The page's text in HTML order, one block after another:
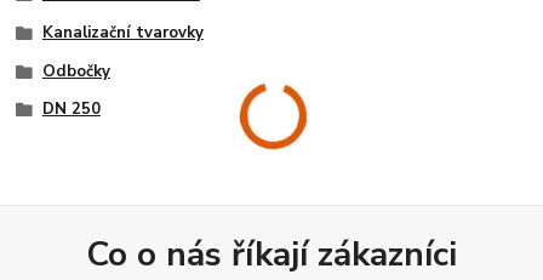
Kanalizační tvarovky
Odbočky
DN 250
Co o nás říkají zákazníci